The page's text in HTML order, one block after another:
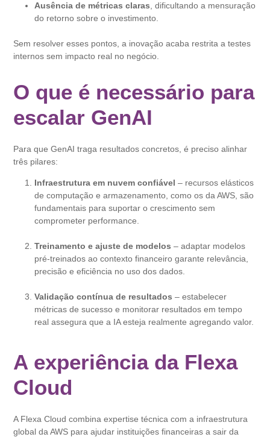
Ausência de métricas claras , dificultando a mensuração
do retorno sobre o investimento.
Sem resolver esses pontos, a inovação acaba restrita a testes
internos sem impacto real no negócio.
O que é necessário para
escalar GenAI
Para que GenAI traga resultados concretos, é preciso alinhar
três pilares:
Infraestrutura em nuvem confiável – recursos elásticos
de computação e armazenamento, como os da AWS, são
fundamentais para suportar o crescimento sem
comprometer performance.
Treinamento e ajuste de modelos – adaptar modelos
pré-treinados ao contexto financeiro garante relevância,
precisão e eficiência no uso dos dados.
Validação contínua de resultados – estabelecer
métricas de sucesso e monitorar resultados em tempo
real assegura que a IA esteja realmente agregando valor.
A experiência da Flexa
Cloud
A Flexa Cloud combina expertise técnica com a infraestrutura
global da AWS para ajudar instituições financeiras a sair da